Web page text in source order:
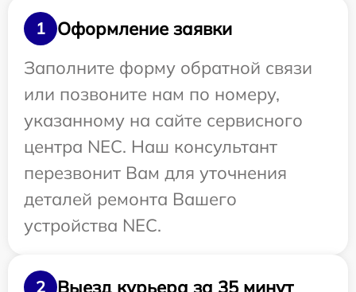
1
Оформление заявки
Заполните форму обратной связи
или позвоните нам по номеру,
указанному на сайте сервисного
центра NEC. Наш консультант
перезвонит Вам для уточнения
деталей ремонта Вашего
устройства NEC.
2 Выезд курьера за 35 минут